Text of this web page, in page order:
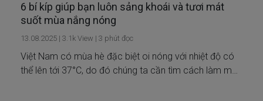
6 bí kíp giúp bạn luôn sảng khoái và tươi mát
suốt mùa nắng nóng
13.08.2025 | 3.1k View | 3 phút đọc
Việt Nam có mùa hè đặc biệt oi nóng với nhiệt độ có
thể lên tới 37°C, do đó chúng ta cần tìm cách làm mát